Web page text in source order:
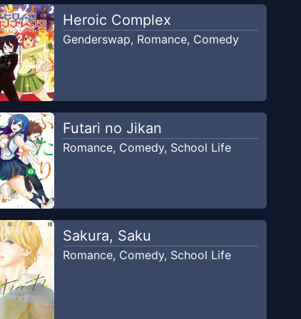
Heroic Complex
Genderswap, Romance, Comedy
Futari no Jikan
Romance, Comedy, School Life
Sakura, Saku
Romance, Comedy, School Life